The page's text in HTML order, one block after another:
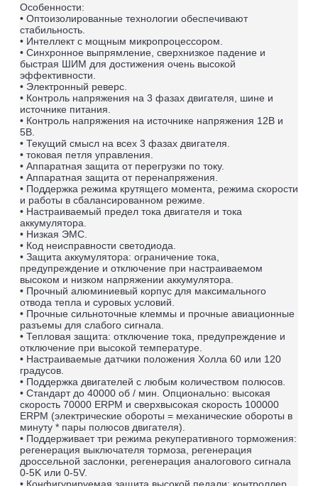
Особенности:
• Оптоизолированные технологии обеспечивают
стабильность.
• Интеллект с мощным микропроцессором.
• Синхронное выпрямление, сверхнизкое падение и
быстрая ШИМ для достижения очень высокой
эффективности.
• Электронный реверс.
• Контроль напряжения на 3 фазах двигателя, шине и
источнике питания.
• Контроль напряжения на источнике напряжения 12В и
5В.
• Текущий смысл на всех 3 фазах двигателя.
• токовая петля управления.
• Аппаратная защита от перегрузки по току.
• Аппаратная защита от перенапряжения.
• Поддержка режима крутящего момента, режима скорости
и работы в сбалансированном режиме.
• Настраиваемый предел тока двигателя и тока
аккумулятора.
• Низкая ЭМС.
• Код неисправности светодиода.
• Защита аккумулятора: ограничение тока,
предупреждение и отключение при настраиваемом
высоком и низком напряжении аккумулятора.
• Прочный алюминиевый корпус для максимального
отвода тепла и суровых условий.
• Прочные сильноточные клеммы и прочные авиационные
разъемы для слабого сигнала.
• Тепловая защита: отключение тока, предупреждение и
отключение при высокой температуре.
• Настраиваемые датчики положения Холла 60 или 120
градусов.
• Поддержка двигателей с любым количеством полюсов.
• Стандарт до 40000 об / мин. Опционально: высокая
скорость 70000 ERPM и сверхвысокая скорость 100000
ERPM (электрические обороты = механические обороты в
минуту * пары полюсов двигателя).
• Поддерживает три режима рекуперативного торможения:
регенерация выключателя тормоза, регенерация
дроссельной заслонки, регенерация аналогового сигнала
0-5K или 0-5V.
• Конфигурируемая защита высокой педали: контроллер